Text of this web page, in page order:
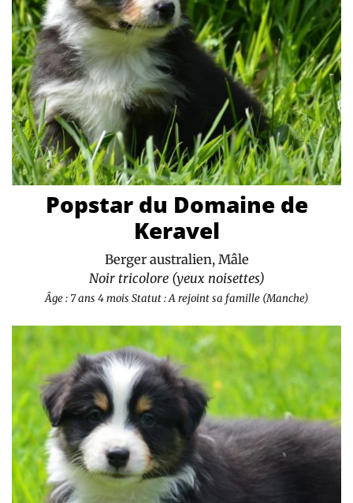
Popstar du Domaine de
Keravel
Berger australien, Mâle
Noir tricolore (yeux noisettes)
Âge : 7 ans 4 mois Statut : A rejoint sa famille (Manche)